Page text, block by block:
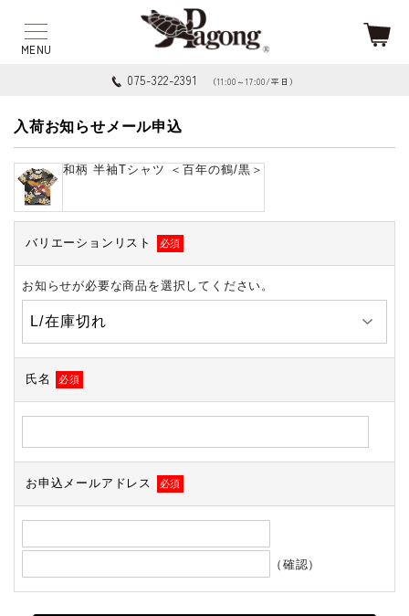
075-322-2391 （11:00～17:00/平日）
入荷お知らせメール申込
和柄 半袖Tシャツ ＜百年の鶴/黒＞
バリエーションリスト 必須
お知らせが必要な商品を選択してください。
氏名 必須
お申込メールアドレス 必須
（確認）